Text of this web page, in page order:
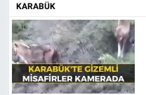
KARABÜK